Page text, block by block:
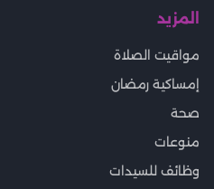
المزيد
مواقيت الصلاة
إمساكية رمضان
صحة
منوعات
وظائف للسيدات